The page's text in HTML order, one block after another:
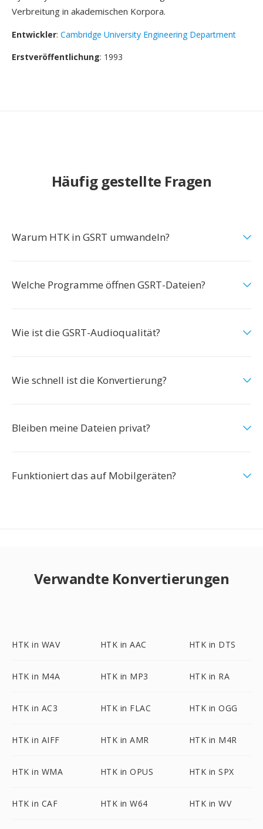
Verbreitung in akademischen Korpora.
Entwickler: Cambridge University Engineering Department
Erstveröffentlichung: 1993
Häufig gestellte Fragen
Warum HTK in GSRT umwandeln?
Welche Programme öffnen GSRT-Dateien?
Wie ist die GSRT-Audioqualität?
Wie schnell ist die Konvertierung?
Bleiben meine Dateien privat?
Funktioniert das auf Mobilgeräten?
Verwandte Konvertierungen
HTK in WAV HTK in AAC HTK in DTS
HTK in M4A HTK in MP3 HTK in RA
HTK in AC3 HTK in FLAC HTK in OGG
HTK in AIFF HTK in AMR HTK in M4R
HTK in WMA HTK in OPUS HTK in SPX
HTK in CAF HTK in W64 HTK in WV